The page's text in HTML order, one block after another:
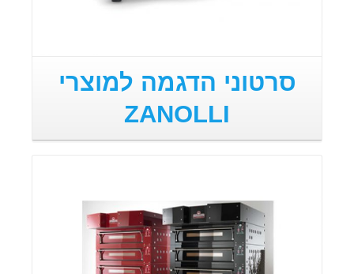
סרטוני הדגמה למוצרי
ZANOLLI